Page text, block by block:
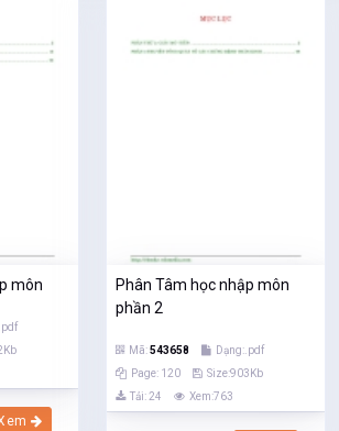
môn
Phân Tâm học nhập môn
phần 2
Mã:543658
Dạng:.pdf
Page: 120
Size:903Kb
Tải: 24
Xem:763